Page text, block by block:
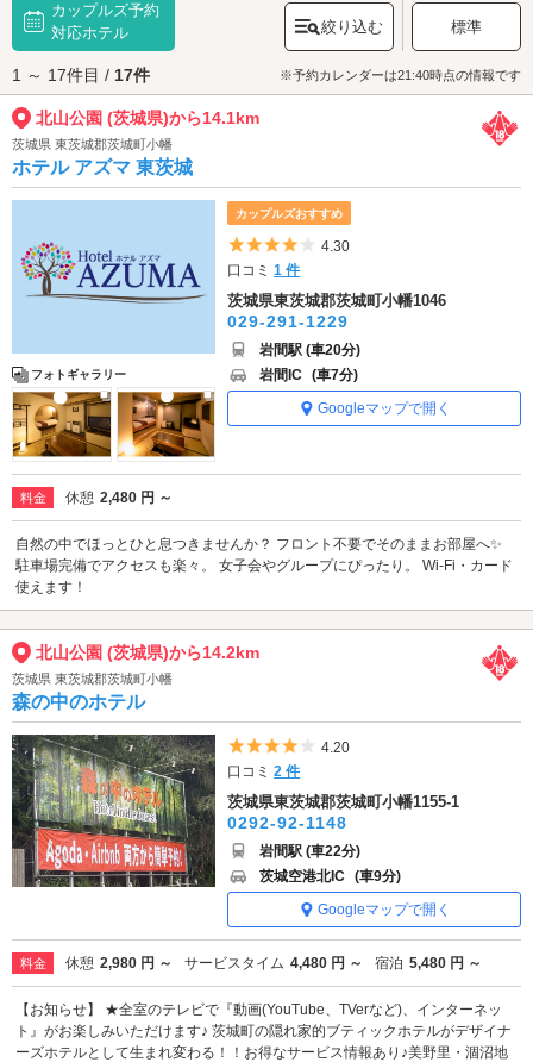
多彩なスポットがあります。また、高さ約23mの「展望台」は日光連山や
太平洋まで一望できる絶景スポット。360度のパノラマビューをお楽しみく
ださい。
北山公園 (茨城県)(2)へは、
笠間エリアのラブホテル、水戸インター周辺エ
リアのラブホテルからもアクセスが便利です。
カップルズ予約
対応ホテル
絞り込む 標準
1 ～ 17件目 / 17件 ※予約カレンダーは21:40時点の情報です
北山公園 (茨城県)から14.1km
茨城県 東茨城郡茨城町小幡
ホテル アズマ 東茨城
フォトギャラリー
カップルズおすすめ
5つ星のうち4
4.30
口コミ1 件
茨城県東茨城郡茨城町小幡1046
029-291-1229
岩間駅 (車20分)
岩間IC (車7分)
Googleマップで開く
料金 休憩 2,480 円 ～
自然の中でほっとひと息つきませんか？ フロント不要でそのままお部屋へ✨
駐車場完備でアクセスも楽々。 女子会やグループにぴったり。 Wi-Fi・カード
使えます！
北山公園 (茨城県)から14.2km
茨城県 東茨城郡茨城町小幡
森の中のホテル
5つ星のうち4
4.20
口コミ2 件
茨城県東茨城郡茨城町小幡1155-1
0292-92-1148
岩間駅 (車22分)
茨城空港北IC (車9分)
Googleマップで開く
料金 休憩 2,980 円 ～ サービスタイム 4,480 円 ～ 宿泊 5,480 円 ～
【お知らせ】 ★全室のテレビで『動画(YouTube、TVerなど)、インターネッ
ト』がお楽しみいただけます♪ 茨城町の隠れ家的ブティックホテルがデザイナ
ーズホテルとして生まれ変わる！！お得なサービス情報あり♪美野里・涸沼地